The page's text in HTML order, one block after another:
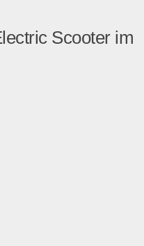
Scooter im